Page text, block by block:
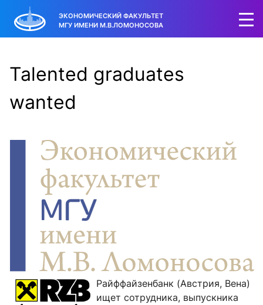
ЭКОНОМИЧЕСКИЙ ФАКУЛЬТЕТ
МГУ ИМЕНИ М.В.ЛОМОНОСОВА
Talented graduates
wanted
Райффайзенбанк (Австрия, Вена)
ищет сотрудника, выпускника